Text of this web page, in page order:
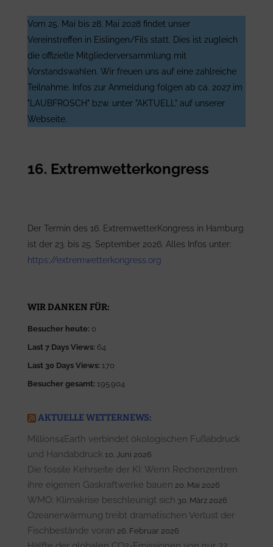
Vom 25. Mai bis 28. Mai 2028 findet unser
Vereinstreffen in Eislingen/Fils statt. Dies ist zugleich
die offizielle Mitgliederversammlung mit
Vorstandswahlen. Wir freuen uns auf eine zahlreiche
Teilnahme. Infos zur Anmeldung folgen ab ca. 2027 im
"LAUBFROSCH" bzw. unter "AKTUELL" auf unserer
Webseite.
16. Extremwetterkongress
Der Termin des 16. ExtremwetterKongress in Hamburg
ist der 23. bis 25. September 2026. Alles Infos unter:
https://extremwetterkongress.org
WIR DANKEN FÜR:
Besucher heute: 0
Last 7 Days Views: 64
Last 30 Days Views: 170
Besucher gesamt: 195.904
AKTUELLE WETTERNEWS:
Millions4Earth verbindet ökologischen Fußabdruck
und Handabdruck 10. Juni 2026
Die fossile Kehrseite der KI: Wenn Rechenzentren
ihre eigenen Gaskraftwerke bauen 20. Mai 2026
WMO: Klimakrise beschleunigt sich 30. März 2026
Ozeanerwärmung treibt dramatischen Verlust der
Fischbestände voran 26. Februar 2026